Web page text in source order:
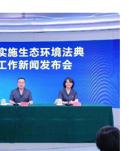
合作新气象
夏的清凉底气
何“皖”美提速
财政金融打出"组合拳"